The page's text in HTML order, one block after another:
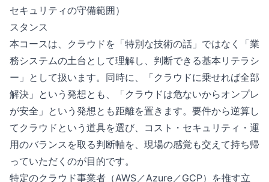
セキュリティの守備範囲）
スタンス
本コースは、クラウドを「特別な技術の話」ではなく「業
務システムの土台として理解し、判断できる基本リテラシ
ー」として扱います。同時に、「クラウドに乗せれば全部
解決」という発想とも、「クラウドは危ないからオンプレ
が安全」という発想とも距離を置きます。要件から逆算し
てクラウドという道具を選び、コスト・セキュリティ・運
用のバランスを取る判断軸を、現場の感覚も交えて持ち帰
っていただくのが目的です。
特定のクラウド事業者（AWS／Azure／GCP）を推す立